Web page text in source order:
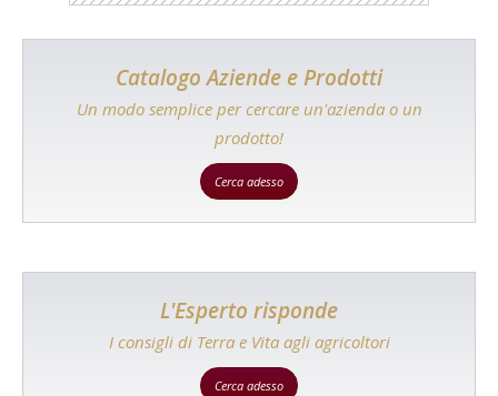
Catalogo Aziende e Prodotti
Un modo semplice per cercare un'azienda o un
prodotto!
Cerca adesso
L'Esperto risponde
I consigli di Terra e Vita agli agricoltori
Cerca adesso